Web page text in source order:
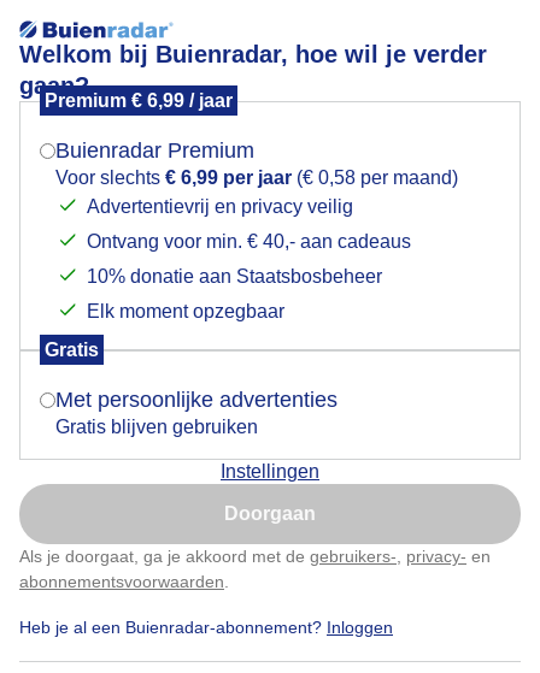
Welkom bij Buienradar, hoe wil je verder
gaan?
Premium € 6,99 / jaar
Buienradar Premium
Voor slechts € 6,99 per jaar (€ 0,58 per maand)
Advertentievrij en privacy veilig
Ontvang voor min. € 40,- aan cadeaus
10% donatie aan Staatsbosbeheer
Elk moment opzegbaar
Gratis
Met persoonlijke advertenties
Gratis blijven gebruiken
Instellingen
Doorgaan
Als je doorgaat, ga je akkoord met de gebruikers- privacy- en
abonnementsvoorwaarden
Heb je al een Buienradar-abonnement? Inloggen
Fluitenkruid!
Wandelweer op Texel in het Krimbos vanmiddag.
Door: Frans Alderse Baas Gemaakt: 11-05-2026, 9x bekeken
Mogen we je locatie gebruiken voor het
Indien je hier nog geen akkoord op hebt gegeven,
verschijnt er zo een pop-up uit je browser waarin
Is goed, toon de popup
Nu niet, misschien later
Klik hierom dit aan te passen